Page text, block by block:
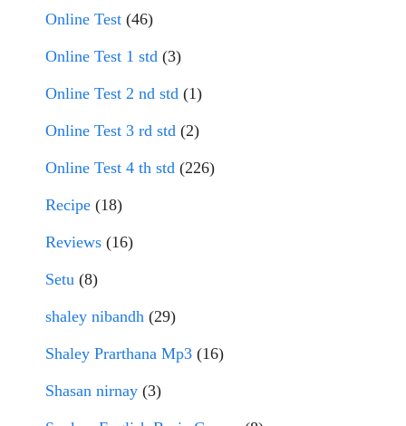
Online Test (46)
Online Test 1 std (3)
Online Test 2 nd std (1)
Online Test 3 rd std (2)
Online Test 4 th std (226)
Recipe (18)
Reviews (16)
Setu (8)
shaley nibandh (29)
Shaley Prarthana Mp3 (16)
Shasan nirnay (3)